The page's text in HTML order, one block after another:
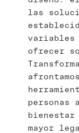
las
variables
ofrecer
personas
mayor